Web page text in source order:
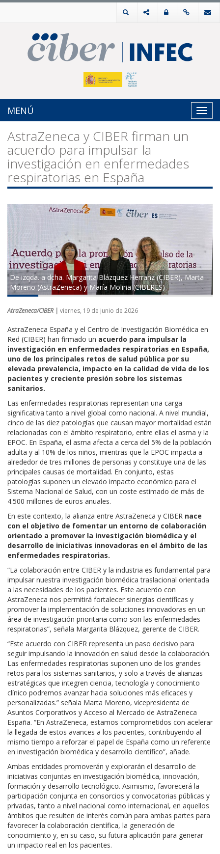
MENÚ
AstraZeneca y CIBER firman un
acuerdo para impulsar la
investigación en enfermedades
respiratorias en España
De izqda. a dcha. Margarita Blázquez Herranz (CIBER), Marta
Moreno (AstraZeneca) y María Molina (CIBERES)
AtraZeneca/CIBER | viernes, 19 de junio de 2026
AstraZeneca España y el Centro de Investigación Biomédica en
Red (CIBER) han firmado un acuerdo para impulsar la
investigación en enfermedades respiratorias en España,
uno de los principales retos de salud pública por su
elevada prevalencia, impacto en la calidad de vida de los
pacientes y creciente presión sobre los sistemas
sanitarios.
Las enfermedades respiratorias representan una carga
significativa tanto a nivel global como nacional. A nivel mundial,
cinco de las diez patologías que causan mayor mortalidad están
relacionadas con el ámbito respiratorio, entre ellas el asma y la
EPOC. En España, el asma afecta a cerca del 5% de la población
adulta y al 10% de los niños, mientras que la EPOC impacta a
alrededor de tres millones de personas y constituye una de las
principales causas de mortalidad. En conjunto, estas
patologías suponen un elevado impacto económico para el
Sistema Nacional de Salud, con un coste estimado de más de
4.500 millones de euros anuales.
En este contexto, la alianza entre AstraZeneca y CIBER nace
con el objetivo de fomentar un entorno de colaboración
orientado a promover la investigación biomédica y el
desarrollo de iniciativas innovadoras en el ámbito de las
enfermedades respiratorias.
“La colaboración entre CIBER y la industria es fundamental para
impulsar nuestra investigación biomédica traslacional orientada
a las necesidades de los pacientes. Este acuerdo con
AstraZeneca nos permitirá fortalecer sinergias científicas y
promover la implementación de soluciones innovadoras en un
área de investigación prioritaria como son las enfermedades
respiratorias”, señala Margarita Blázquez, gerente de CIBER.
“Este acuerdo con CIBER representa un paso decisivo para
seguir impulsando la innovación en salud desde la colaboración.
Las enfermedades respiratorias suponen uno de los grandes
retos para los sistemas sanitarios, y solo a través de alianzas
estratégicas que integren ciencia, tecnología y conocimiento
clínico podremos avanzar hacia soluciones más eficaces y
personalizadas.” señala Marta Moreno, vicepresidenta de
Asuntos Corporativos y Acceso al Mercado de AstraZeneca
España. “En AstraZeneca, estamos comprometidos con acelerar
la llegada de estos avances a los pacientes, contribuyendo al
mismo tiempo a reforzar el papel de España como un referente
en investigación biomédica y desarrollo científico”, añade.
Ambas entidades promoverán y explorarán el desarrollo de
iniciativas conjuntas en investigación biomédica, innovación,
formación y desarrollo tecnológico. Asimismo, favorecerá la
participación conjunta en consorcios y convocatorias públicas y
privadas, tanto a nivel nacional como internacional, en aquellos
ámbitos que resulten de interés común para ambas partes para
favorecer la colaboración científica, la generación de
conocimiento y, en su caso, su futura aplicación para generar
un impacto real en los pacientes.